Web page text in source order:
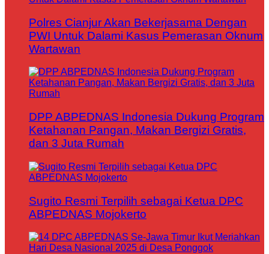
Polres Cianjur Akan Bekerjasama Dengan
PWI Untuk Dalami Kasus Pemerasan Oknum
Wartawan
DPP ABPEDNAS Indonesia Dukung Program
Ketahanan Pangan, Makan Bergizi Gratis,
dan 3 Juta Rumah
Sugito Resmi Terpilih sebagai Ketua DPC
ABPEDNAS Mojokerto